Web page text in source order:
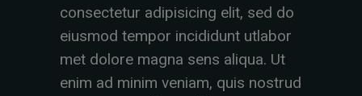
consectetur adipisicing elit, sed do
eiusmod tempor incididunt utlabor
met dolore magna sens aliqua. Ut
enim ad minim veniam, quis nostrud